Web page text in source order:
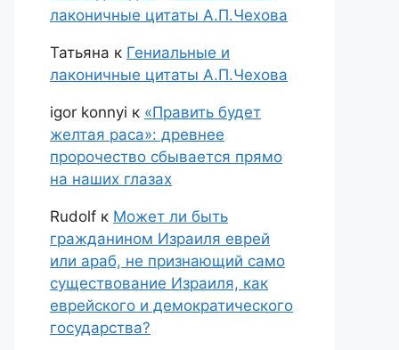
лаконичные цитаты А.П.Чехова
Татьяна к Гениальные и
лаконичные цитаты А.П.Чехова
igor konnyi к «Править будет
желтая раса»: древнее
пророчество сбывается прямо
на наших глазах
Rudolf к Может ли быть
гражданином Израиля еврей
или араб, не признающий само
существование Израиля, как
еврейского и демократического
государства?